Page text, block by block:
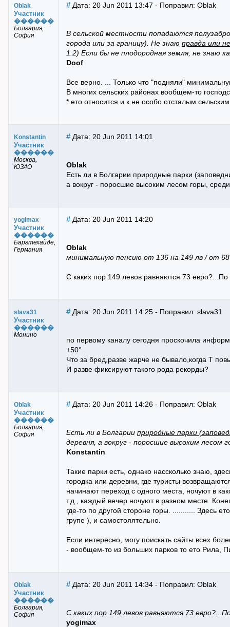
Oblak
Участник
������
Болгария,
София
# Дата: 20 Jun 2011 13:47 - Поправил: Oblak
В сельской местности попадаются
города или за границу). Не знаю правда или
1.2) Если бы не плодородная земля, не знаю
Doof
Все верно. ... Только что "подняли"
В многих сельских районах вообщем-то
* ето относится и к не особо отсталым
Konstantin
Участник
������
Москва,
ЮЗАО
# Дата: 20 Jun 2011 14:01
Oblak
Есть ли в Болгарии природные парки
а вокруг - поросшие высоким лесом горы,
yogimax
Участник
������
Баргтехайде,
Германия
# Дата: 20 Jun 2011 14:20
Oblak
минимальную пенсию от 136 на 149 лв / от 68
С каких пор 149 левов равняются 73
slava31
Участник
������
Монино
# Дата: 20 Jun 2011 14:25 - Поправил: slava31
по первому каналу сегодня проскочила
+50°.
Что за бред,разве жарче не бывало,когда Т
И разве фиксируют такого рода рекорды?
Oblak
Участник
������
Болгария,
София
# Дата: 20 Jun 2011 14:26 - Поправил: Oblak
Есть ли в Болгарии природные парки
деревня, а вокруг - поросшие высоким
Konstantin
Такие парки есть, однако нассколько знаю,
городка или деревни, где туристы
начинают переход с одного места, ночуют в
т.д., каждый вечер ночуют в разном месте.
где-то по другой стороне горы. ........... Здесь
групе ), и самостояятельно.
Если интересно, могу поискать сайты всех
- вообщем-то из больших парков то ето Рила,
Oblak
Участник
������
Болгария,
София
# Дата: 20 Jun 2011 14:34 - Поправил: Oblak
С каких пор 149 левов равняются 73
yogimax